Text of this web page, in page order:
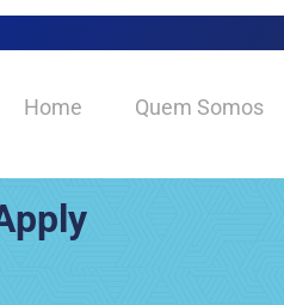
Home Quem Somos